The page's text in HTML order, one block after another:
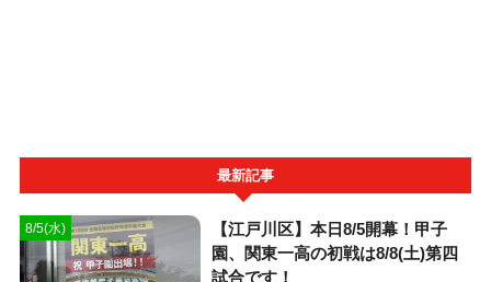
最新記事
8/5(水)
【江戸川区】本日8/5開幕！甲子
園、関東一高の初戦は8/8(土)第四
試合です！